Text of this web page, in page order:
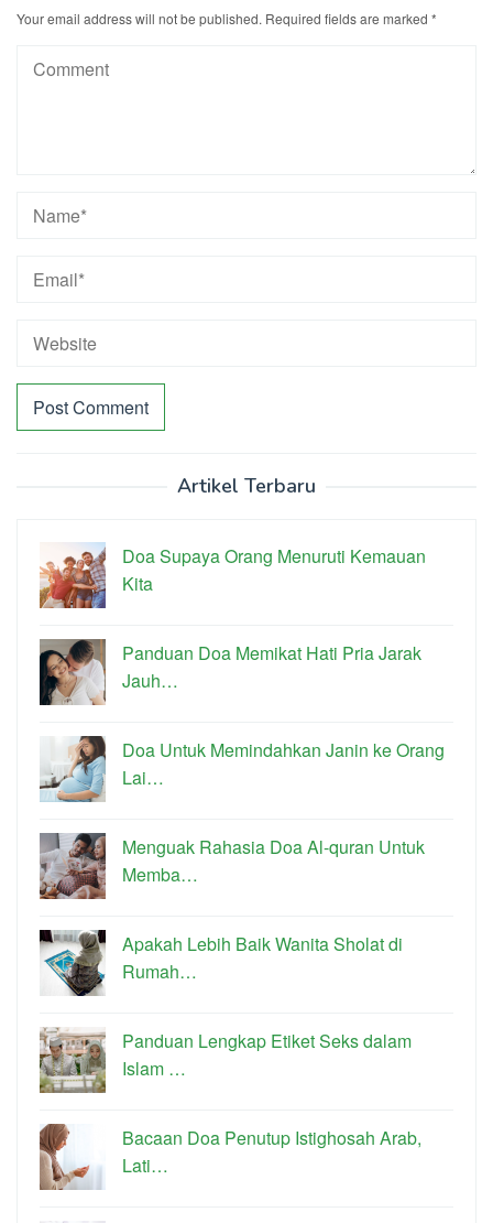
Your email address will not be published. Required fields are marked *
Artikel Terbaru
Doa Supaya Orang Menuruti Kemauan
Kita
Panduan Doa Memikat Hati Pria Jarak
Jauh…
Doa Untuk Memindahkan Janin ke Orang
Lai…
Menguak Rahasia Doa Al-quran Untuk
Memba…
Apakah Lebih Baik Wanita Sholat di
Rumah…
Panduan Lengkap Etiket Seks dalam
Islam …
Bacaan Doa Penutup Istighosah Arab,
Lati…